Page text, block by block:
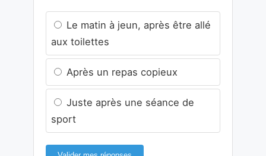
Le matin à jeun, après être allé
aux toilettes
Après un repas copieux
Juste après une séance de
sport